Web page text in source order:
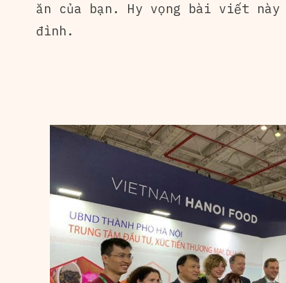
ăn của bạn. Hy vọng bài viết này
đình.